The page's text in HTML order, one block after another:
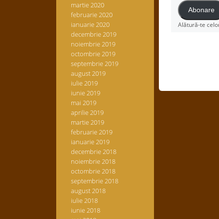
martie 2020
februarie 2020
ianuarie 2020
decembrie 2019
noiembrie 2019
octombrie 2019
septembrie 2019
august 2019
iulie 2019
iunie 2019
mai 2019
aprilie 2019
martie 2019
februarie 2019
ianuarie 2019
decembrie 2018
noiembrie 2018
octombrie 2018
septembrie 2018
august 2018
iulie 2018
iunie 2018
Abonare
Alătură-te